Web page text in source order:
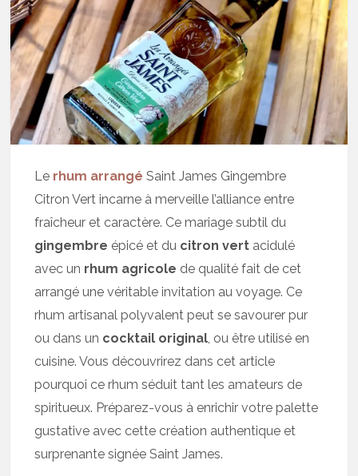
Le rhum arrangé Saint James Gingembre
Citron Vert incarne à merveille l’alliance entre
fraîcheur et caractère. Ce mariage subtil du
gingembre épicé et du citron vert acidulé
avec un rhum agricole de qualité fait de cet
arrangé une véritable invitation au voyage. Ce
rhum artisanal polyvalent peut se savourer pur
ou dans un cocktail original, ou être utilisé en
cuisine. Vous découvrirez dans cet article
pourquoi ce rhum séduit tant les amateurs de
spiritueux. Préparez-vous à enrichir votre palette
gustative avec cette création authentique et
surprenante signée Saint James.